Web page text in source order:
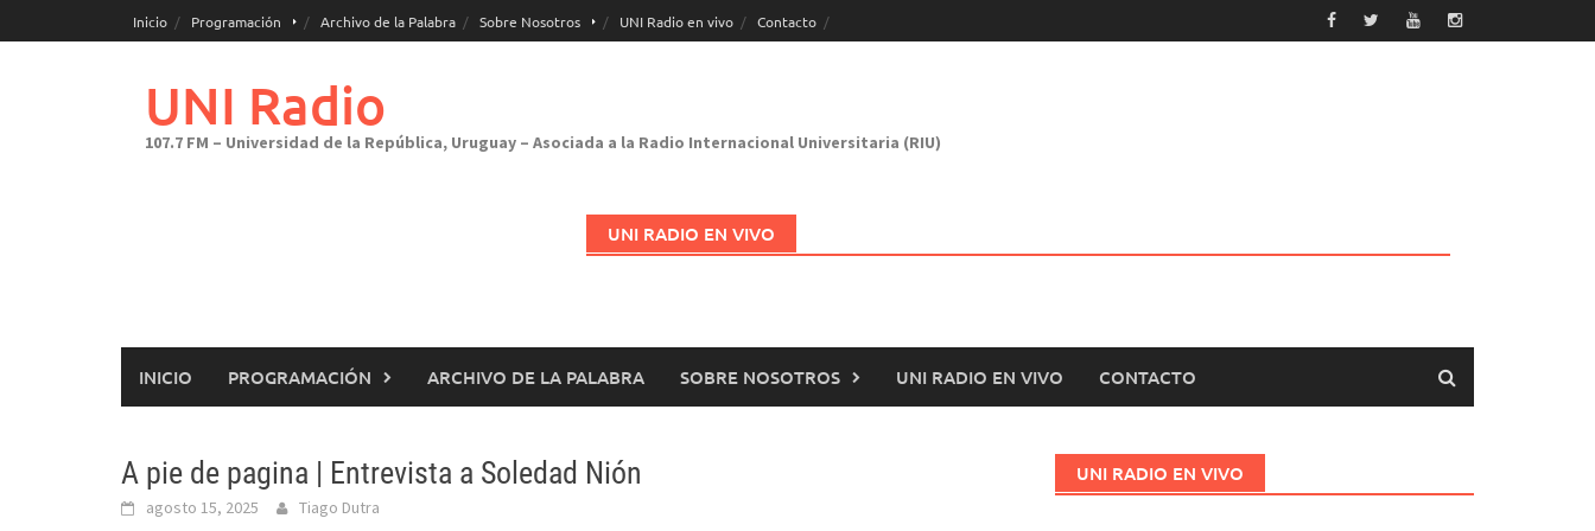
al
Inicio Programación Archivo de la Palabra Sobre Nosotros UNI Radio en vivo Contacto
UNI Radio
107.7 FM – Universidad de la República, Uruguay – Asociada a la Radio Internacional Universitaria (RIU)
UNI RADIO EN VIVO
INICIO PROGRAMACIÓN ARCHIVO DE LA PALABRA SOBRE NOSOTROS UNI RADIO EN VIVO CONTACTO
A pie de pagina | Entrevista a Soledad Nión
agosto 15, 2025 Tiago Dutra
UNI RADIO EN VIVO